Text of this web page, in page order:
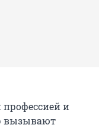
и
вызывают